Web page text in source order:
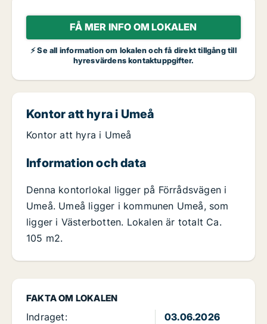
FÅ MER INFO OM LOKALEN
⚡ Se all information om lokalen och få direkt tillgång till
hyresvärdens kontaktuppgifter.
FAKTA OM LOKALEN
Indraget:
03.06.2026
Kontor att hyra i Umeå
Kontor att hyra i Umeå
Information och data
Denna kontorlokal ligger på Förrådsvägen i
Umeå. Umeå ligger i kommunen Umeå, som
ligger i Västerbotten. Lokalen är totalt Ca.
105 m2.